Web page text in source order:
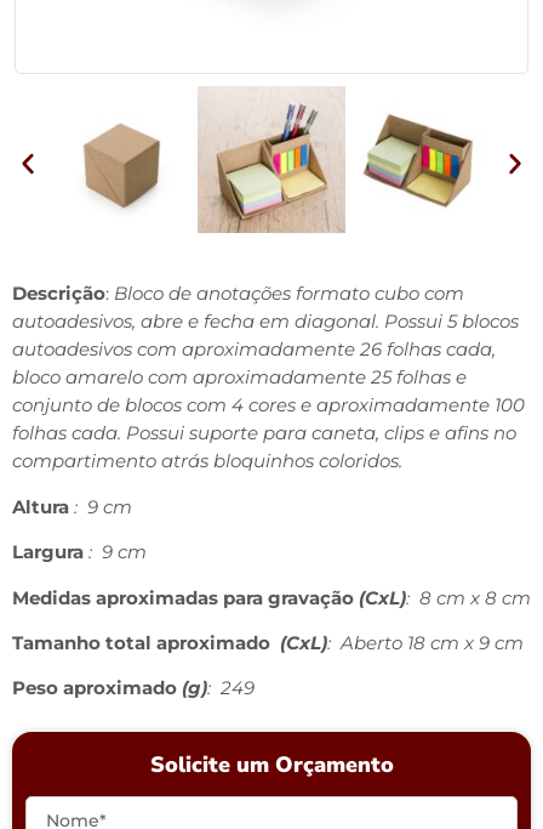
Descrição: Bloco de anotações formato cubo com
autoadesivos, abre e fecha em diagonal. Possui 5 blocos
autoadesivos com aproximadamente 26 folhas cada,
bloco amarelo com aproximadamente 25 folhas e
conjunto de blocos com 4 cores e aproximadamente 100
folhas cada. Possui suporte para caneta, clips e afins no
compartimento atrás bloquinhos coloridos.
Altura : 9 cm
Largura : 9 cm
Medidas aproximadas para gravação (CxL): 8 cm x 8 cm
Tamanho total aproximado (CxL): Aberto 18 cm x 9 cm
Peso aproximado (g): 249
Solicite um Orçamento